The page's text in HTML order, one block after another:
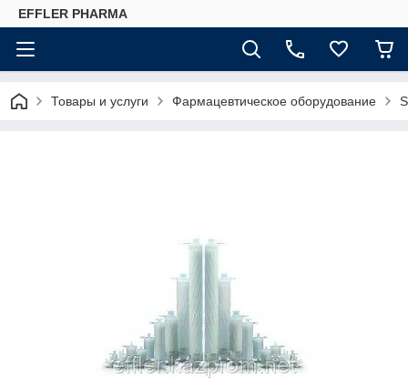
EFFLER PHARMA
Товары и услуги Фармацевтическое оборудование